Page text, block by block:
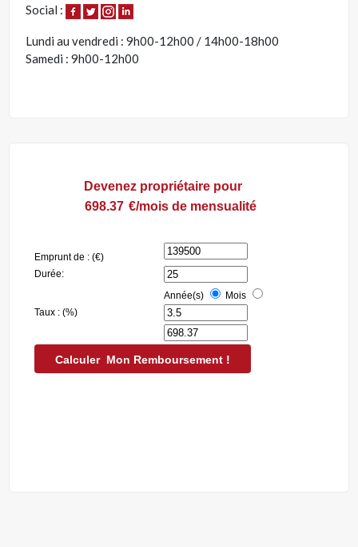
Social :
Lundi au vendredi : 9h00-12h00 / 14h00-18h00
Samedi : 9h00-12h00